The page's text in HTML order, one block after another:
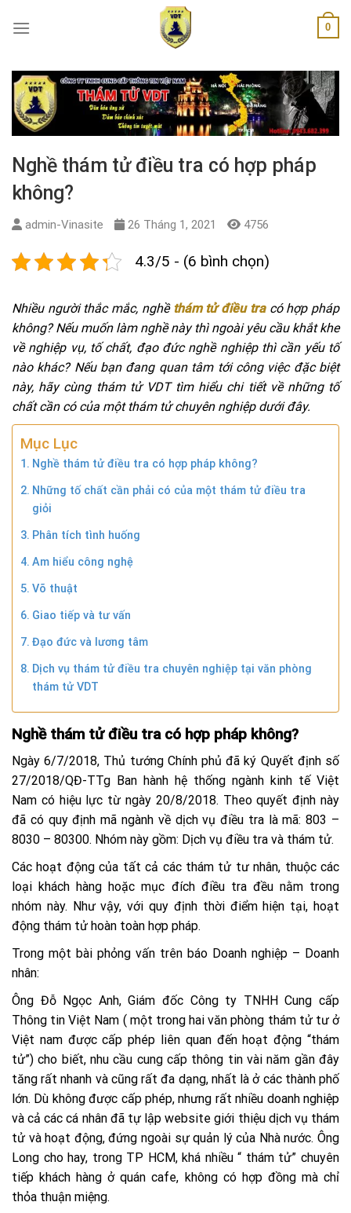
0
Nghề thám tử điều tra có hợp pháp
không?
admin-Vinasite 26 Tháng 1, 2021 4756
4.3/5 - (6 bình chọn)
Nhiều người thắc mắc, nghề thám tử điều tracó hợp pháp
không? Nếu muốn làm nghề này thì ngoài yêu cầu khắt khe
về nghiệp vụ, tố chất, đạo đức nghề nghiệp thì cần yếu tố
nào khác? Nếu bạn đang quan tâm tới công việc đặc biệt
này, hãy cùng thám tử VDT tìm hiểu chi tiết về những tố
chất cần có của một thám tử chuyên nghiệp dưới đây.
Mục Lục
Nghề thám tử điều tra có hợp pháp không?
Những tố chất cần phải có của một thám tử điều tra
giỏi
Phân tích tình huống
Am hiểu công nghệ
Võ thuật
Giao tiếp và tư vấn
Đạo đức và lương tâm
Dịch vụ thám tử điều tra chuyên nghiệp tại văn phòng
thám tử VDT
Nghề thám tử điều tra có hợp pháp không?
Ngày 6/7/2018, Thủ tướng Chính phủ đã ký Quyết định số
27/2018/QĐ-TTg Ban hành hệ thống ngành kinh tế Việt
Nam có hiệu lực từ ngày 20/8/2018. Theo quyết định này
đã có quy định mã ngành về dịch vụ điều tra là mã: 803 –
8030 – 80300. Nhóm này gồm: Dịch vụ điều tra và thám tử.
Các hoạt động của tất cả các thám tử tư nhân, thuộc các
loại khách hàng hoặc mục đích điều tra đều nằm trong
nhóm này. Như vậy, với quy định thời điểm hiện tại, hoạt
động thám tử hoàn toàn hợp pháp.
Trong một bài phỏng vấn trên báo Doanh nghiệp – Doanh
nhân:
Ông Đỗ Ngọc Anh, Giám đốc Công ty TNHH Cung cấp
Thông tin Việt Nam ( một trong hai văn phòng thám tử tư ở
Việt nam được cấp phép liên quan đến hoạt động “thám
tử”) cho biết, nhu cầu cung cấp thông tin vài năm gần đây
tăng rất nhanh và cũng rất đa dạng, nhất là ở các thành phố
lớn. Dù không được cấp phép, nhưng rất nhiều doanh nghiệp
và cả các cá nhân đã tự lập website giới thiệu dịch vụ thám
tử và hoạt động, đứng ngoài sự quản lý của Nhà nước. Ông
Long cho hay, trong TP HCM, khá nhiều “ thám tử” chuyên
tiếp khách hàng ở quán cafe, không có hợp đồng mà chỉ
thỏa thuận miệng.